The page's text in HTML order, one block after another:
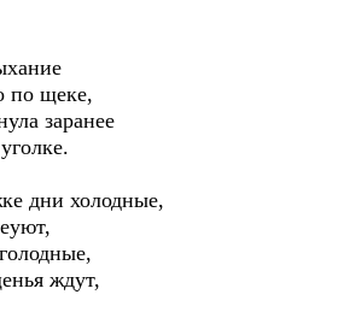
по щеке,
заранее
дни холодные,
ждут,